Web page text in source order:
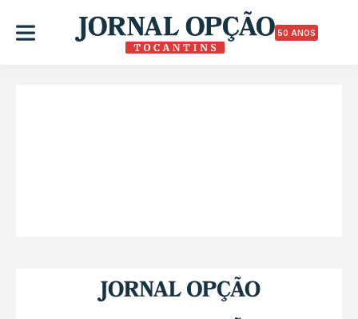
50 ANOS